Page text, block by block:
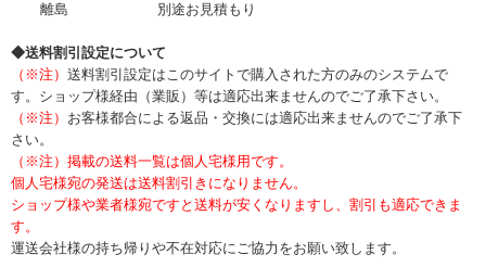
離島
別途お見積もり
◆送料割引設定について
（※注） 送料割引設定はこのサイトで購入された方のみのシステムで
す。ショップ様経由（業販）等は適応出来ませんのでご了承下さい。
（※注） お客様都合による返品・交換には適応出来ませんのでご了承下
さい。
（※注）掲載の送料一覧は個人宅様用です。
個人宅様宛の発送は送料割引きになりません。
ショップ様や業者様宛ですと送料が安くなりますし、割引も適応できま
す。
運送会社様の持ち帰りや不在対応にご協力をお願い致します。